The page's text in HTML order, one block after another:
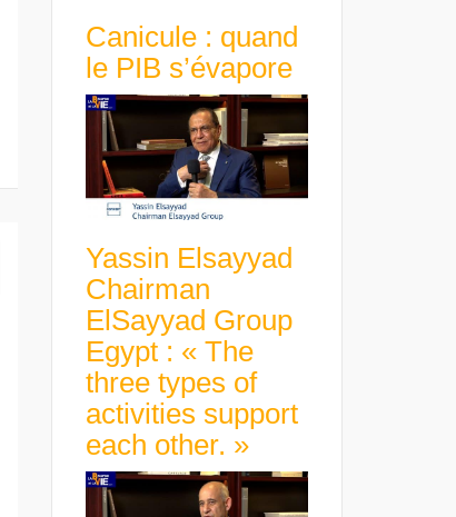
Canicule : quand
le PIB s’évapore
Yassin Elsayyad
Chairman
ElSayyad Group
Egypt : « The
three types of
activities support
each other. »